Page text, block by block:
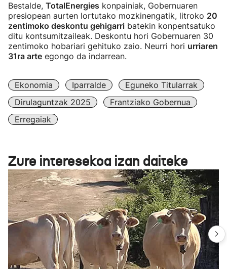
Bestalde, TotalEnergies konpainiak, Gobernuaren
presiopean aurten lortutako mozkinengatik, litroko 20
zentimoko deskontu gehigarri batekin konpentsatuko
ditu kontsumitzaileak. Deskontu hori Gobernuaren 30
zentimoko hobariari gehituko zaio. Neurri hori urriaren
31ra arte egongo da indarrean.
Ekonomia Iparralde
Eguneko Titularrak
Dirulaguntzak 2025
Frantziako Gobernua
Erregaiak
Zure interesekoa izan daiteke